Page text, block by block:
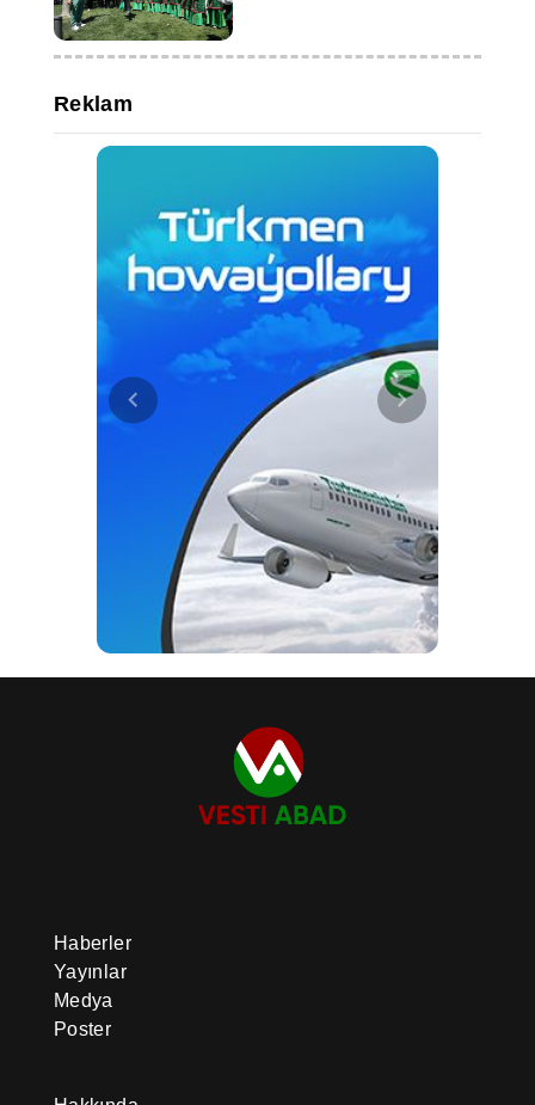
temsil edildi
Reklam
Haberler
Yayınlar
Medya
Poster